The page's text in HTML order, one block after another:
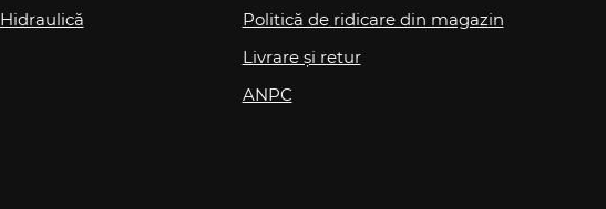
Hidraulică
Politică de ridicare din magazin
Livrare și retur
ANPC